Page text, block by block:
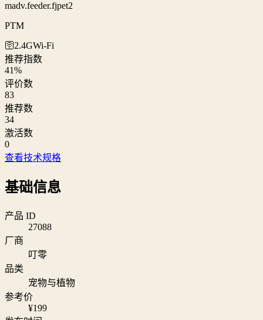
madv.feeder.fjpet2
PTM
🛜2.4GWi‑Fi
推荐指数
41%
评价数
83
推荐数
34
激活数
0
查看技术规格
基础信息
产品 ID
27088
厂商
叮零
品类
宠物与植物
参考价
¥199